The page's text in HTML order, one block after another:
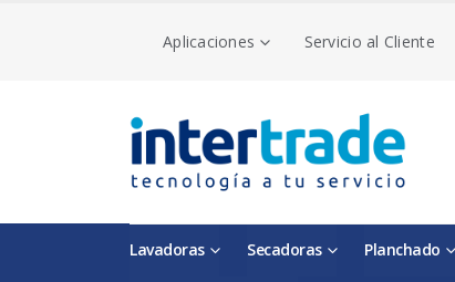
Aplicaciones Servicio al Cliente
Lavadoras Secadoras Planchado